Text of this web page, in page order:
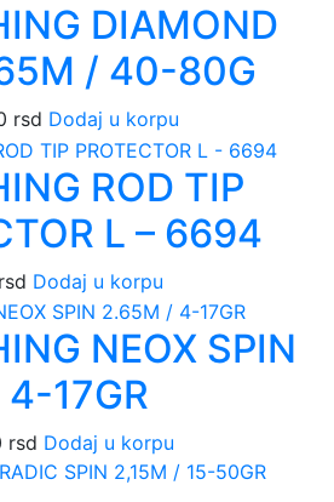
DIAMOND
/ 40-80G
rsd Dodaj u korpu
ROD TIP
L – 6694
rsd Dodaj u korpu
NEOX SPIN
17GR
rsd Dodaj u korpu